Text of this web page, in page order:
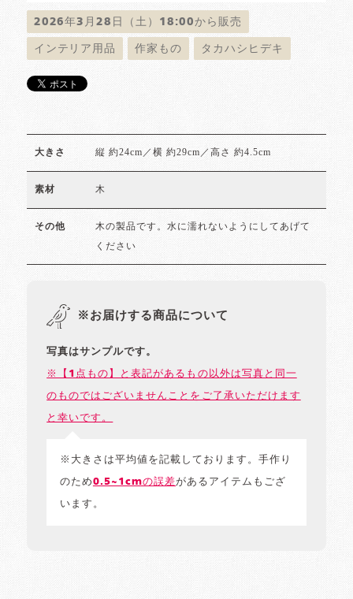
2026年3月28日（土）18:00から販売
インテリア用品 作家もの タカハシヒデキ
大きさ 縦 約24cm／横 約29cm／高さ 約4.5cm
素材 木
その他 木の製品です。水に濡れないようにしてあげて
ください
※お届けする商品について
写真はサンプルです。
※【1点もの】と表記があるもの以外は写真と同一
のものではございませんことをご了承いただけます
と幸いです。
※大きさは平均値を記載しております。手作り
のため0.5~1cmの誤差があるアイテムもござ
います。